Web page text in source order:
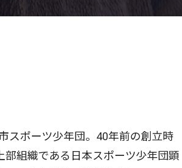
スポーツ少年団。40年前の創立時
組織である日本スポーツ少年団顕